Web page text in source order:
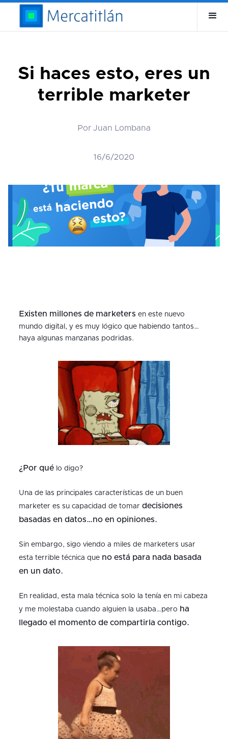
Si haces esto, eres un
terrible marketer
Por Juan Lombana
16/6/2020
Existen millones de marketers en este nuevo
mundo digital, y es muy lógico que habiendo tantos…
haya algunas manzanas podridas.
¿Por quélo digo?
Una de las principales características de un buen
marketer es su capacidad de tomar decisiones
basadas en datos…no en opiniones.
Sin embargo, sigo viendo a miles de marketers usar
esta terrible técnica que no está para nada basada
en un dato.
En realidad, esta mala técnica solo la tenía en mi cabeza
y me molestaba cuando alguien la usaba…pero ha
llegado el momento de compartirla contigo.